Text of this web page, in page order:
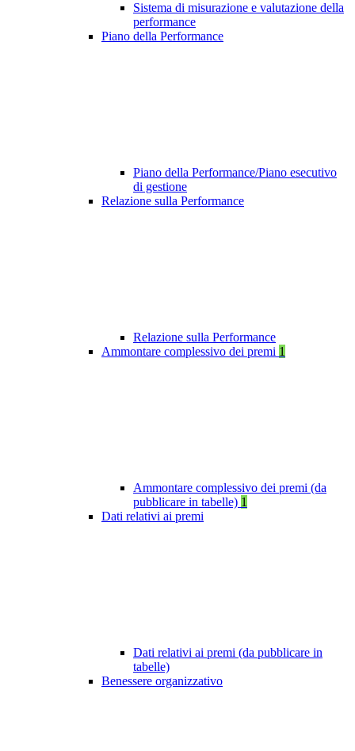
Sistema di misurazione e valutazione della
performance
Piano della Performance
Piano della Performance/Piano esecutivo
di gestione
Relazione sulla Performance
Relazione sulla Performance
Ammontare complessivo dei premi 1
Ammontare complessivo dei premi (da
pubblicare in tabelle) 1
Dati relativi ai premi
Dati relativi ai premi (da pubblicare in
tabelle)
Benessere organizzativo